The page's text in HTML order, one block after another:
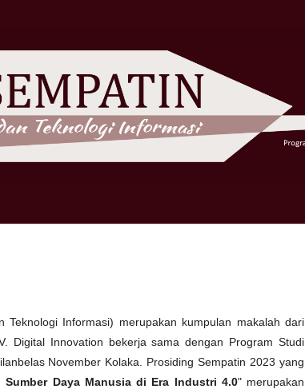
Teknologi Informasi) merupakan kumpulan makalah dari
Digital Innovation bekerja sama dengan Program Studi
November Kolaka. Prosiding Sempatin 2023 yang
Daya Manusia di Era Industri 4.0" merupakan